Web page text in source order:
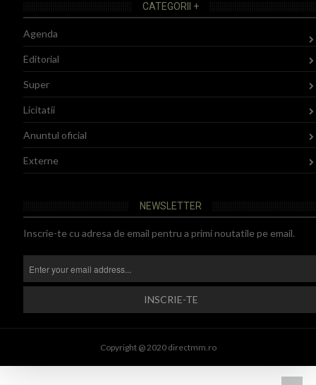
CATEGORII +
Agenda
Editorial
Super
Licitatii
Anuntul oficial
Externe
NEWSLETTER
Inscrie-te cu adresa de email pentru a primi noutatile pe email.
Copyright @ 2020 directmm.ro